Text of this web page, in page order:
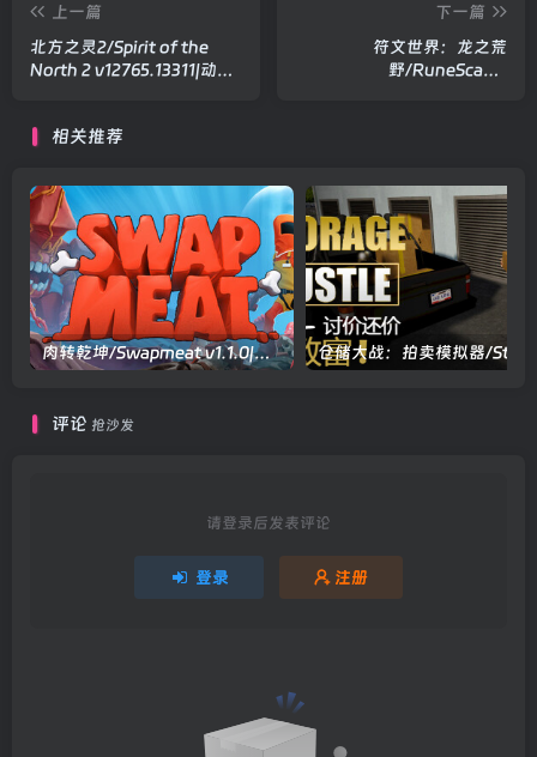
上一篇
北方之灵2/Spirit of the
North 2 v12765.13311|动作
下一篇
符文世界：龙之荒
野/RuneScape:
相关推荐
肉转乾坤/Swapmeat v1.1.0|动作冒险|容量2.7GB|官方中文版
评论 抢沙发
请登录后发表评论
登录 注册